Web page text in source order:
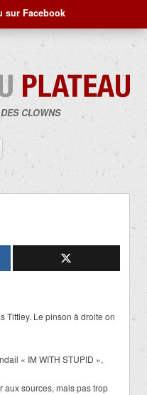
sur Facebook
CLOWNS
contenu
Tittley. Le pinson à droite on
« IM WITH STUPID »,
aux sources, mais pas trop